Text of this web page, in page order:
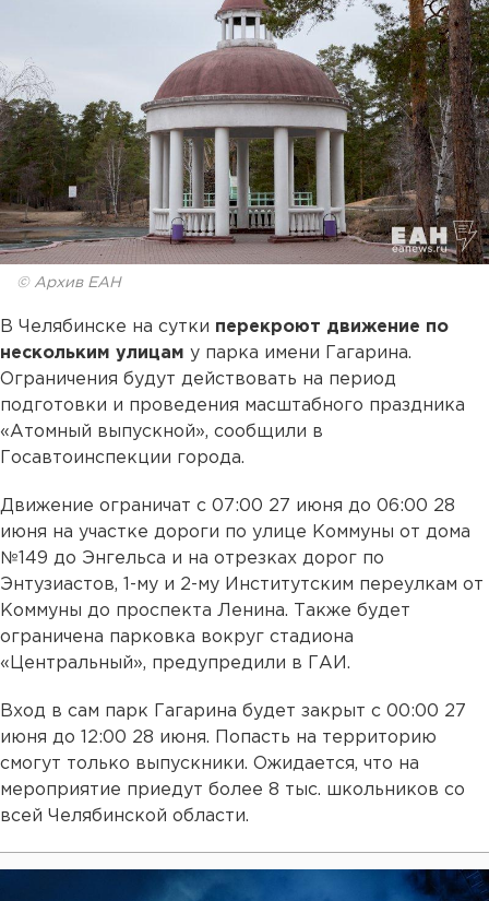
© Архив ЕАН
В Челябинске на сутки перекроют движение по
нескольким улицам у парка имени Гагарина.
Ограничения будут действовать на период
подготовки и проведения масштабного праздника
«Атомный выпускной», сообщили в
Госавтоинспекции города.
Движение ограничат с 07:00 27 июня до 06:00 28
июня на участке дороги по улице Коммуны от дома
№149 до Энгельса и на отрезках дорог по
Энтузиастов, 1-му и 2-му Институтским переулкам от
Коммуны до проспекта Ленина. Также будет
ограничена парковка вокруг стадиона
«Центральный», предупредили в ГАИ.
Вход в сам парк Гагарина будет закрыт с 00:00 27
июня до 12:00 28 июня. Попасть на территорию
смогут только выпускники. Ожидается, что на
мероприятие приедут более 8 тыс. школьников со
всей Челябинской области.